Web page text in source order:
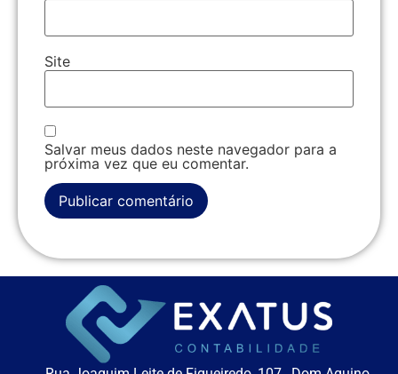
Site
Salvar meus dados neste navegador para a
próxima vez que eu comentar.